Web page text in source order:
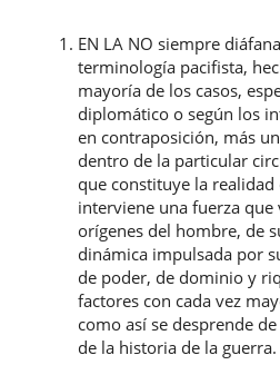
artículo
EN LA NO siempre
terminología pacifista,
mayoría de los casos,
diplomático o según los
en contraposición, más
dentro de la particular
que constituye la
interviene una fuerza que
orígenes del hombre, de
dinámica impulsada por
de poder, de dominio y
factores con cada vez
como así se desprende
de la historia de la guerra.